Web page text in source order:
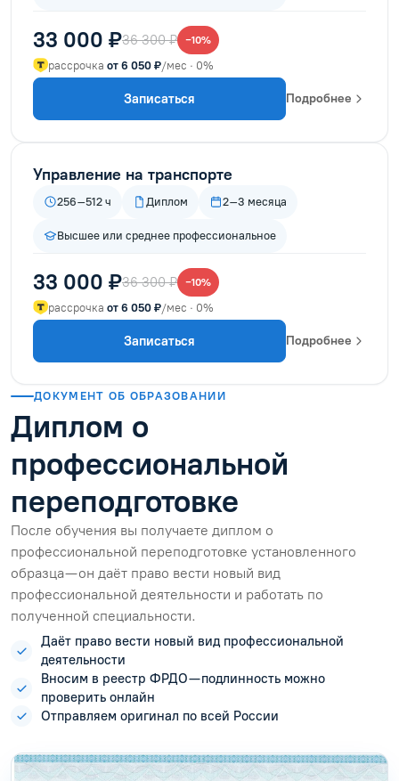
33 000 ₽36 300 ₽ −10%
рассрочка от 6 050 ₽/мес · 0%
Записаться Подробнее
Управление на транспорте
256–512 ч Диплом 2–3 месяца
Высшее или среднее профессиональное
33 000 ₽36 300 ₽ −10%
рассрочка от 6 050 ₽/мес · 0%
Записаться Подробнее
ДОКУМЕНТ ОБ ОБРАЗОВАНИИ
Диплом о
профессиональной
переподготовке
После обучения вы получаете диплом о
профессиональной переподготовке установленного
образца — он даёт право вести новый вид
профессиональной деятельности и работать по
полученной специальности.
Даёт право вести новый вид профессиональной
деятельности
Вносим в реестр ФРДО — подлинность можно
проверить онлайн
Отправляем оригинал по всей России